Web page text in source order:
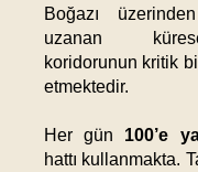
Boğazı
uzanan
koridorunun kritik
etmektedir.
Her gün 100’e
hattı kullanmakta.